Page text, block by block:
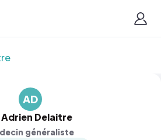
AD
Adrien Delaitre
généraliste